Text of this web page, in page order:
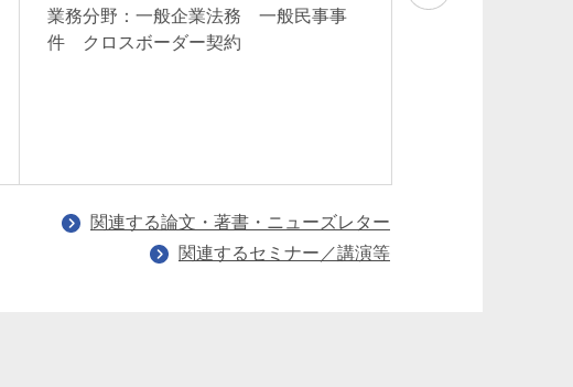
業務分野：一般企業法務 一般民事事
件 クロスボーダー契約
法 商事訴訟・会
関連する論文・著書・ニューズレター
関連するセミナー／講演等